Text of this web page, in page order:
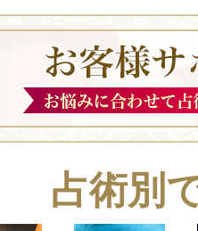
占術別